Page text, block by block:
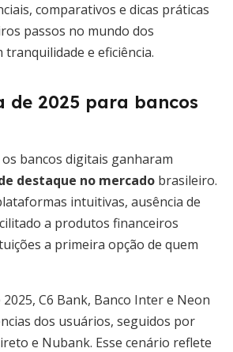
comparativos e dicas práticas
passos no mundo dos
e eficiência.
de 2025 para bancos
bancos digitais ganharam
destaque no mercado brasileiro.
intuitivas, ausência de
a produtos financeiros
a primeira opção de quem
C6 Bank, Banco Inter e Neon
dos usuários, seguidos por
e Nubank. Esse cenário reflete